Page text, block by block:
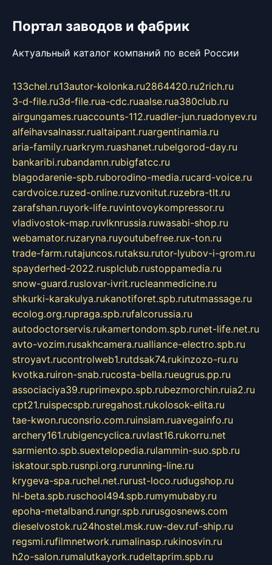
Портал заводов и фабрик
Актуальный каталог компаний по всей России
133chel.ru13autor-kolonka.ru2864420.ru2rich.ru
3-d-file.ru3d-file.rua-cdc.ruaalse.rua380club.ru
airgungames.ruaccounts-112.ruadler-jun.ruadonyev.ru
alfeihavsalnassr.rualtaipant.ruargentinamia.ru
aria-family.ruarkrym.ruashanet.rubelgorod-day.ru
bankaribi.rubandamn.rubigfatcc.ru
blagodarenie-spb.ruborodino-media.rucard-voice.ru
cardvoice.ruzed-online.ruzvonitut.ruzebra-tlt.ru
zarafshan.ruyork-life.ruvintovoykompressor.ru
vladivostok-map.ruvlknrussia.ruwasabi-shop.ru
webamator.ruzaryna.ruyoutubefree.rux-ton.ru
trade-farm.rutajuncos.rutaksu.rutor-lyubov-i-grom.ru
spayderhed-2022.rusplclub.rustoppamedia.ru
snow-guard.ruslovar-ivrit.rucleanmedicine.ru
shkurki-karakulya.rukanotiforet.spb.rututmassage.ru
ecolog.org.rupraga.spb.rufalcorussia.ru
autodoctorservis.rukamertondom.spb.runet-life.net.ru
avto-vozim.rusakhcamera.rualliance-electro.spb.ru
stroyavt.rucontrolweb1.rutdsak74.rukinzozo-ru.ru
kvotka.ruiron-snab.rucosta-bella.rueugrus.pp.ru
associaciya39.ruprimexpo.spb.rubezmorchin.ruia2.ru
cpt21.ruispecspb.ruregahost.rukolosok-elita.ru
tae-kwon.ruconsrio.com.ruinsiam.ruavegainfo.ru
archery161.rubigencyclica.ruvlast16.rukorru.net
sarmiento.spb.suextelopedia.rulammin-suo.spb.ru
iskatour.spb.rusnpi.org.rurunning-line.ru
krygeva-spa.ruchel.net.rurust-loco.rudugshop.ru
hl-beta.spb.ruschool494.spb.rumymubaby.ru
epoha-metalband.rungr.spb.rurusgosnews.com
dieselvostok.ru24hostel.msk.ruw-dev.ruf-ship.ru
regsmi.rufilmnetwork.rumalinasp.rukinosvin.ru
h2o-salon.rumalutkayork.rudeltaprim.spb.ru